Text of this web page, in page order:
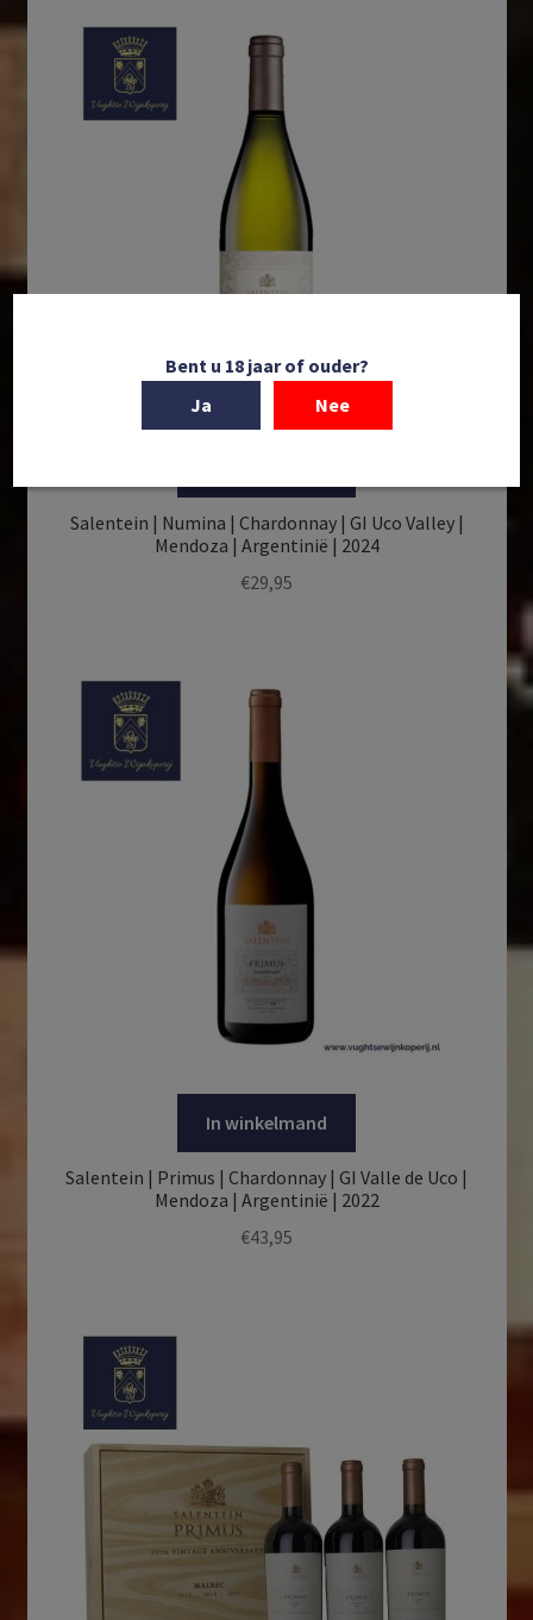
Salentein | Numina | Chardonnay | GI Uco Valley |
Mendoza | Argentinië | 2024
€29,95
In winkelmand
Salentein | Primus | Chardonnay | GI Valle de Uco |
Mendoza | Argentinië | 2022
€43,95
Bent u 18 jaar of ouder?
Ja
Nee